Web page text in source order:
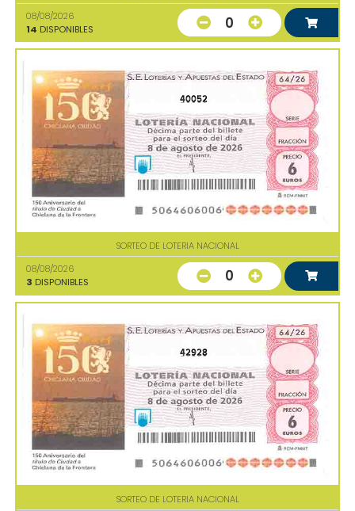
08/08/2026
14 DISPONIBLES 0
40052
SORTEO DE LOTERIA NACIONAL
08/08/2026
3 DISPONIBLES 0
42928
SORTEO DE LOTERIA NACIONAL